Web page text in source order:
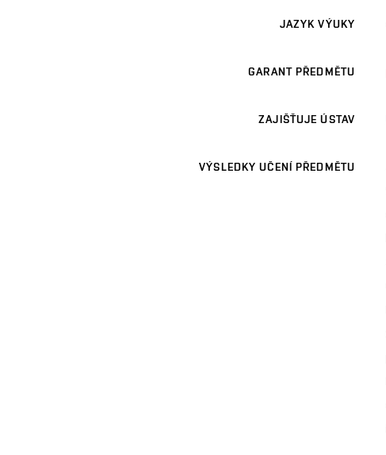
JAZYK VÝUKY
GARANT PŘEDMĚTU
ZAJIŠŤUJE ÚSTAV
VÝSLEDKY UČENÍ PŘEDMĚTU